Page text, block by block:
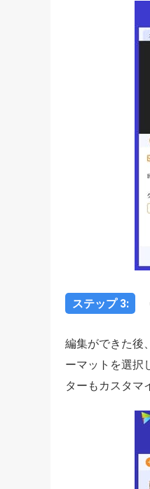
ステップ 3:
編集ができた後
ーマットを選択
ターもカスタマ